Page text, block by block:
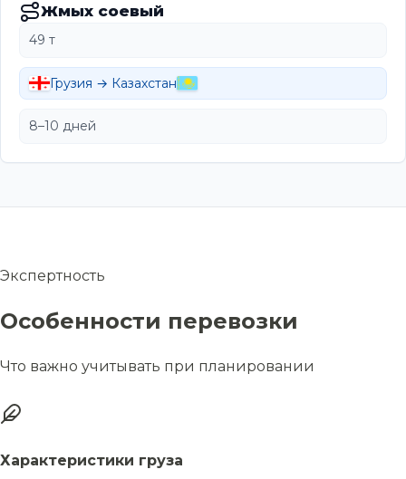
Жмых соевый
49 т
Грузия → Казахстан
8–10 дней
Экспертность
Особенности перевозки
Что важно учитывать при планировании
Характеристики груза